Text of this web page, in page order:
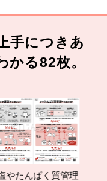
手につきあ
かる82枚。
ぱく質管理
腎臓の